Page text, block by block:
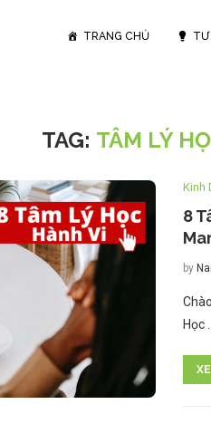
TRANG CHỦ TƯ
TAG: TÂM LÝ
Kinh
8
by
Học …